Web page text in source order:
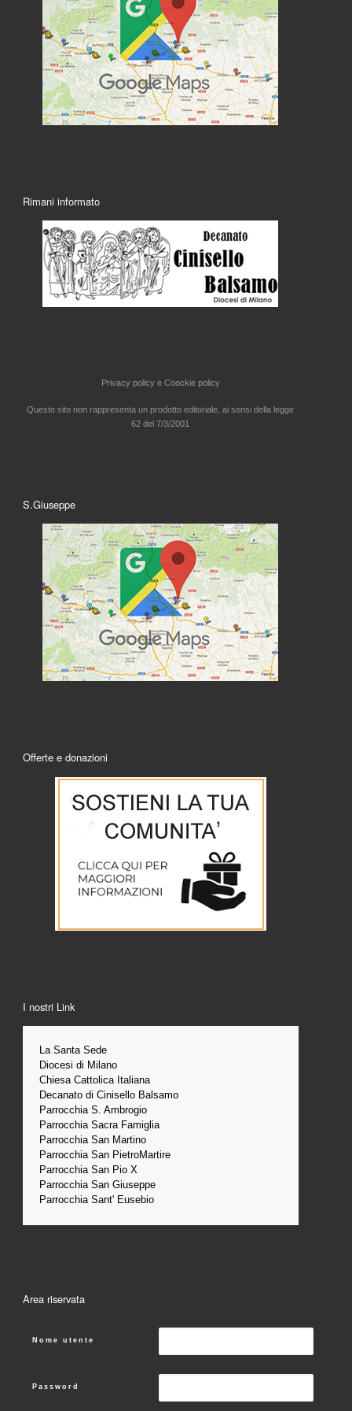
Rimani informato
Privacy policy e Coockie policy
Questo sito non rappresenta un prodotto editoriale, ai sensi della legge
62 del 7/3/2001
S.Giuseppe
Offerte e donazioni
I nostri Link
La Santa Sede
Diocesi di Milano
Chiesa Cattolica Italiana
Decanato di Cinisello Balsamo
Parrocchia S. Ambrogio
Parrocchia Sacra Famiglia
Parrocchia San Martino
Parrocchia San PietroMartire
Parrocchia San Pio X
Parrocchia San Giuseppe
Parrocchia Sant' Eusebio
Area riservata
Nome utente
Password